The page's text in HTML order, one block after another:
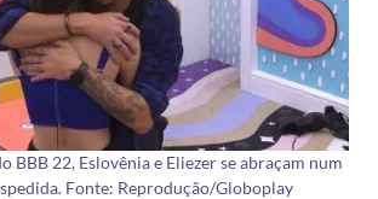
BBB 22, Eslovênia e Eliezer se abraçam num
Fonte: Reprodução/Globoplay